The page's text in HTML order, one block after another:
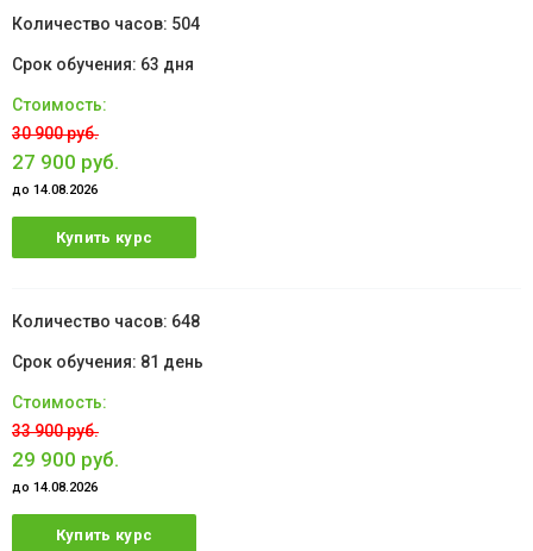
504
63 дня
30 900 руб.
27 900 руб.
до 14.08.2026
Купить курс
648
81 день
33 900 руб.
29 900 руб.
до 14.08.2026
Купить курс